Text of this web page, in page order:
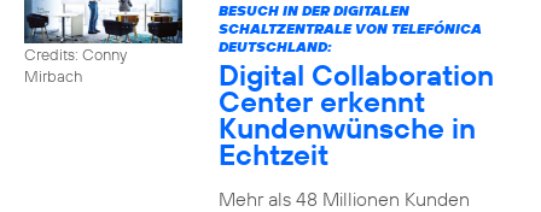
Credits: Conny
Mirbach
BESUCH IN DER DIGITALEN
SCHALTZENTRALE VON TELEFÓNICA
DEUTSCHLAND:
Digital Collaboration
Center erkennt
Kundenwünsche in
Echtzeit
Mehr als 48 Millionen Kunden